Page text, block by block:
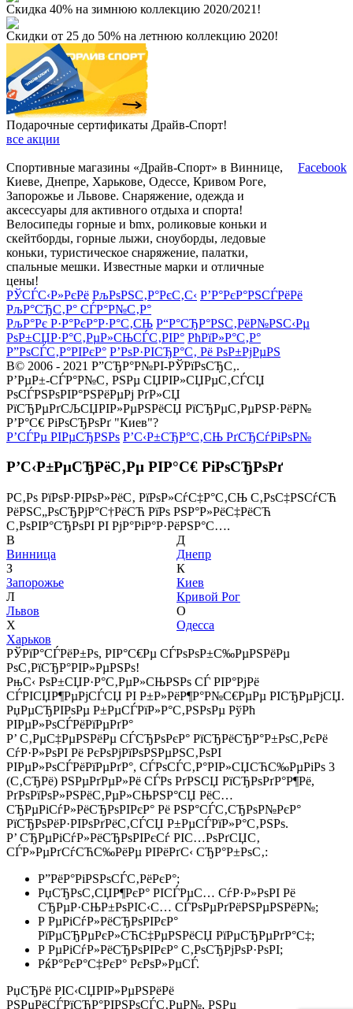
Скидка 40% на зимнюю коллекцию 2020/2021!
Скидки от 25 до 50% на летнюю коллекцию 2020!
Подарочные сертификаты Драйв-Спорт!
все акции
Спортивные магазины «Драйв-Спорт» в Виннице,
Киеве, Днепре, Харькове, Одессе, Кривом Роге,
Запорожье и Львове. Снаряжение, одежда и
аксессуары для активного отдыха и спорта!
Велосипеды горные и bmx, роликовые коньки и
скейтборды, горные лыжи, сноуборды, ледовые
коньки, туристическое снаряжение, палатки,
спальные мешки. Известные марки и отличные
цены!
Facebook
РЎСЃС‹Р»РєРё РљРѕРЅС‚Р°РєС‚С‹ Р’Р°РєР°РЅСЃРёРё
РљР°СЂС‚Р° СЃР°Р№С‚Р°
РљР°Рє Р·Р°РєР°Р·Р°С‚СЊ Р“Р°СЂР°РЅС‚РёР№РЅС‹Рµ
РѕР±СЏР·Р°С‚РµР»СЊСЃС‚РІР° РћРїР»Р°С‚Р°
Р”РѕСЃС‚Р°РІРєР° Р’РѕР·РІСЂР°С‚ Рё РѕР±РјРµРЅ
В© 2006 - 2021 Р”СЂР°Р№РІ-РЎРїРѕСЂС‚.
Р’РµР±-СЃР°Р№С‚ РЅРµ СЏРІР»СЏРµС‚СЃСЏ
РѕСЃРЅРѕРІР°РЅРёРµРј РґР»СЏ
РїСЂРµРґСЉСЏРІР»РµРЅРёСЏ РїСЂРµС‚РµРЅР·РёР№
Р’Р°С€ РіРѕСЂРѕРґ "Киев"?
Р’СЃРµ РІРµСЂРЅРѕ Р’С‹Р±СЂР°С‚СЊ РґСЂСѓРіРѕР№
Р’С‹Р±РµСЂРёС‚Рµ РІР°С€ РіРѕСЂРѕРґ
Р­С‚Рѕ РїРѕР·РІРѕР»РёС‚ РїРѕР»СѓС‡Р°С‚СЊ С‚РѕС‡РЅСѓСЋ
РёРЅС„РѕСЂРјР°С†РёСЋ РїРѕ РЅР°Р»РёС‡РёСЋ
С‚РѕРІР°СЂРѕРІ РІ РјР°РіР°Р·РёРЅР°С….
В
Винница
З
Запорожье
Л
Львов
Х
Харьков
Д
Днепр
К
Киев
Кривой Рог
О
Одесса
РЎРїР°СЃРёР±Рѕ, РІР°С€Рµ СЃРѕРѕР±С‰РµРЅРёРµ
РѕС‚РїСЂР°РІР»РµРЅРѕ!
РњС‹ РѕР±СЏР·Р°С‚РµР»СЊРЅРѕ СЃ РІР°РјРё
СЃРІСЏР¶РµРјСЃСЏ РІ Р±Р»РёР¶Р°Р№С€РµРµ РІСЂРµРјСЏ.
РџРµСЂРІРѕРµ Р±РµСЃРїР»Р°С‚РЅРѕРµ РўРћ
РІРµР»РѕСЃРёРїРµРґР°
Р’ С‚РµС‡РµРЅРёРµ СЃСЂРѕРєР° РїСЂРёСЂР°Р±РѕС‚РєРё
СѓР·Р»РѕРІ Рё РєРѕРјРїРѕРЅРµРЅС‚РѕРІ
РІРµР»РѕСЃРёРїРµРґР°, СЃРѕСЃС‚Р°РІР»СЏСЋС‰РµРіРѕ 3
(С‚СЂРё) РЅРµРґРµР»Рё СЃРѕ РґРЅСЏ РїСЂРѕРґР°Р¶Рё,
РґРѕРїРѕР»РЅРёС‚РµР»СЊРЅР°СЏ РёС…
СЂРµРіСѓР»РёСЂРѕРІРєР° Рё РЅР°СЃС‚СЂРѕР№РєР°
РїСЂРѕРёР·РІРѕРґРёС‚СЃСЏ Р±РµСЃРїР»Р°С‚РЅРѕ.
Р’ СЂРµРіСѓР»РёСЂРѕРІРєСѓ РІС…РѕРґСЏС‚
СЃР»РµРґСѓСЋС‰РёРµ РІРёРґС‹ СЂР°Р±РѕС‚:
Р”РёР°РіРЅРѕСЃС‚РёРєР°;
РџСЂРѕС‚СЏР¶РєР° РІСЃРµС… СѓР·Р»РѕРІ Рё
СЂРµР·СЊР±РѕРІС‹С… СЃРѕРµРґРёРЅРµРЅРёР№;
Р РµРіСѓР»РёСЂРѕРІРєР°
РїРµСЂРµРєР»СЋС‡РµРЅРёСЏ РїРµСЂРµРґР°С‡;
Р РµРіСѓР»РёСЂРѕРІРєР° С‚РѕСЂРјРѕР·РѕРІ;
РќР°РєР°С‡РєР° РєРѕР»РµСЃ.
РџСЂРё РІС‹СЏРІР»РµРЅРёРё
РЅРµРёСЃРїСЂР°РІРЅРѕСЃС‚РµР№, РЅРµ